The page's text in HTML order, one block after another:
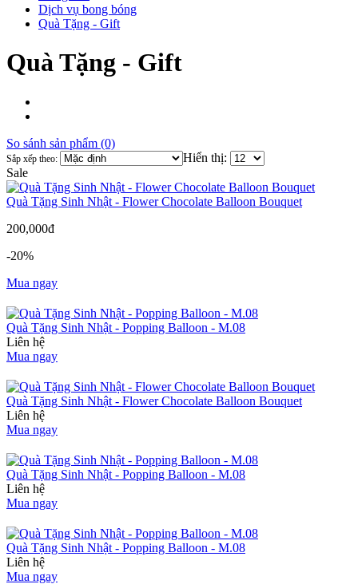
Dịch vụ bong bóng
Quà Tặng - Gift
Quà Tặng - Gift
So sánh sản phẩm (0)
Sắp xếp theo:
Hiển thị:
Sale
Quà Tặng Sinh Nhật - Flower Chocolate Balloon Bouquet
200,000đ
-20%
Mua ngay
Quà Tặng Sinh Nhật - Popping Balloon - M.08
Liên hệ
Mua ngay
Quà Tặng Sinh Nhật - Flower Chocolate Balloon Bouquet
Liên hệ
Mua ngay
Quà Tặng Sinh Nhật - Popping Balloon - M.08
Liên hệ
Mua ngay
Quà Tặng Sinh Nhật - Popping Balloon - M.08
Liên hệ
Mua ngay